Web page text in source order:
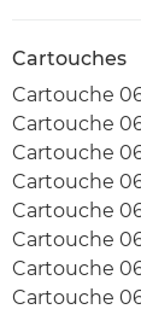
Cartouches
Cartouche
Cartouche
Cartouche
Cartouche
Cartouche
Cartouche
Cartouche
Cartouche